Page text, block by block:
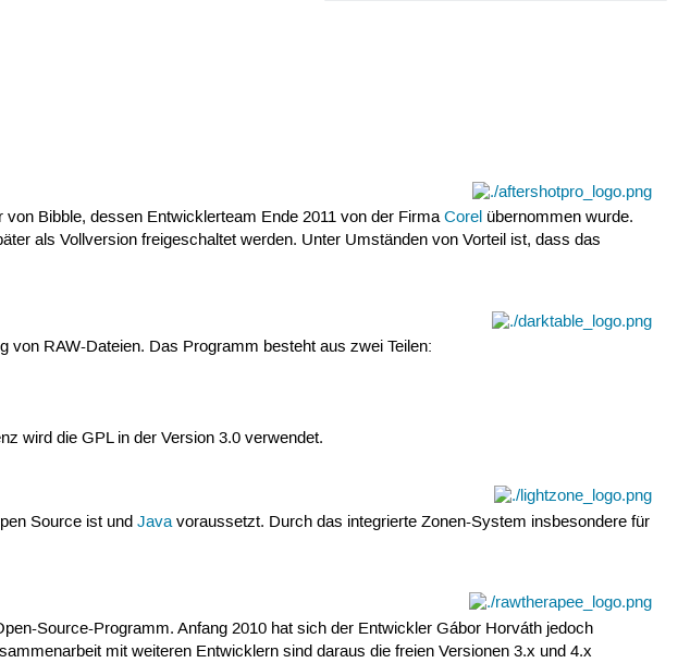
von Bibble, dessen Entwicklerteam Ende 2011 von der FirmaCorel übernommen wurde.
als Vollversion freigeschaltet werden. Unter Umständen von Vorteil ist, dass das
von RAW-Dateien. Das Programm besteht aus zwei Teilen:
wird die GPL in der Version 3.0 verwendet.
Source ist undJavavoraussetzt. Durch das integrierte Zonen-System insbesondere für
Source-Programm. Anfang 2010 hat sich der Entwickler Gábor Horváth jedoch
mit weiteren Entwicklern sind daraus die freien Versionen 3.x und 4.x